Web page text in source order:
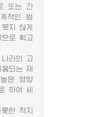
또는 간
적인 범
지 않게
로 확고
라의 고
되는 재
은 영양
하여 세
한 적지